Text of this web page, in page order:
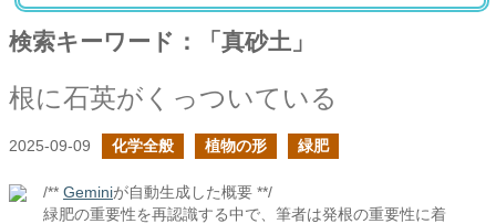
検索キーワード：「真砂土」
根に石英がくっついている
2025-09-09 化学全般 植物の形 緑肥
/** Geminiが自動生成した概要 **/
緑肥の重要性を再認識する中で、筆者は発根の重要性に着